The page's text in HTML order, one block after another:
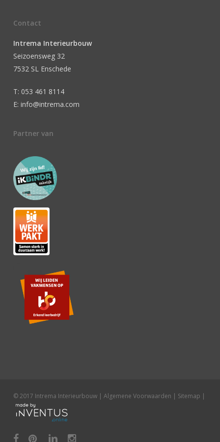
Contact
Intrema Interieurbouw
Seizoensweg 32
7532 SL Enschede
T: 053 461 8114
E: info@intrema.com
Partner van
© 2017 Intrema Interieurbouw | Algemene Voorwaarden | Sitemap |
facebookpinterestlinkedininstagram